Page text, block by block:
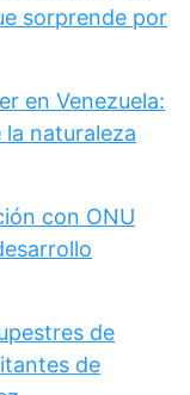
sorprende por
en Venezuela:
naturaleza
con ONU
de
de